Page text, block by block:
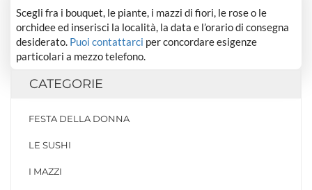
Scegli fra i bouquet, le piante, i mazzi di fiori, le rose o le
orchidee ed inserisci la località, la data e l’orario di consegna
desiderato. Puoi contattarci per concordare esigenze
particolari a mezzo telefono.
CATEGORIE
FESTA DELLA DONNA
LE SUSHI
I MAZZI